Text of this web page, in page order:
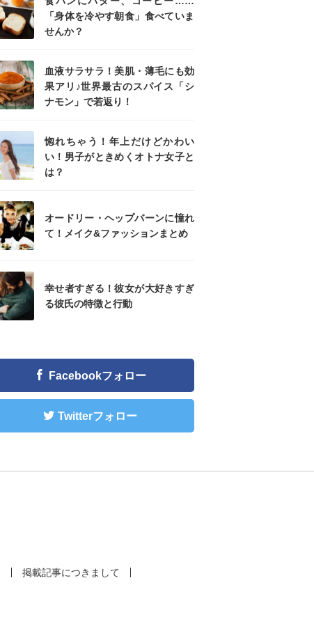
「身体を冷やす朝食」食べていま
せんか？
血液サラサラ！美肌・薄毛にも効
果アリ♪世界最古のスパイス「シ
ナモン」で若返り！
惚れちゃう！年上だけどかわい
い！男子がときめくオトナ女子と
は？
オードリー・ヘップバーンに憧れ
て！メイク&ファッションまとめ
幸せ者すぎる！彼女が大好きすぎ
る彼氏の特徴と行動
Facebookフォロー
Twitterフォロー
掲載記事につきまして